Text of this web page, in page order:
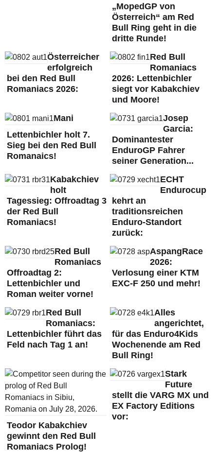
„MopedGP von
Österreich“ am Red
Bull Ring geht in die
dritte Runde!
Österreicher
erfolgreich
bei den Red Bull
Romaniacs 2026:
Red Bull
Romaniacs
2026: Lettenbichler
siegt vor Kabakchiev
und Moore!
Mani
Lettenbichler holt 7.
Sieg bei den Red Bull
Romanaics!
Josep
Garcia:
Dominantester
EnduroGP Fahrer
seiner Generation...
Kabakchiev
holt
Tagessieg: Offroadtag 3
der Red Bull
Romaniacs!
ECHT
Endurocup
kehrt an
traditionsreichen
Enduro-Standort
zurück:
Red Bull
Romaniacs
Offroadtag 2:
Lettenbichler und
Roman weiter vorne!
AspangRace
2026:
Verlosung einer KTM
EXC-F 250 und mehr!
Red Bull
Romaniacs:
Lettenbichler führt das
Feld nach Tag 1 an!
Alles
angerichtet,
für das Enduro4Kids
Wochenende am Red
Bull Ring!
Teodor Kabakchiev
gewinnt den Red Bull
Romaniacs Prolog!
Stark
Future
stellt die VARG MX und
EX Factory Editions
vor: